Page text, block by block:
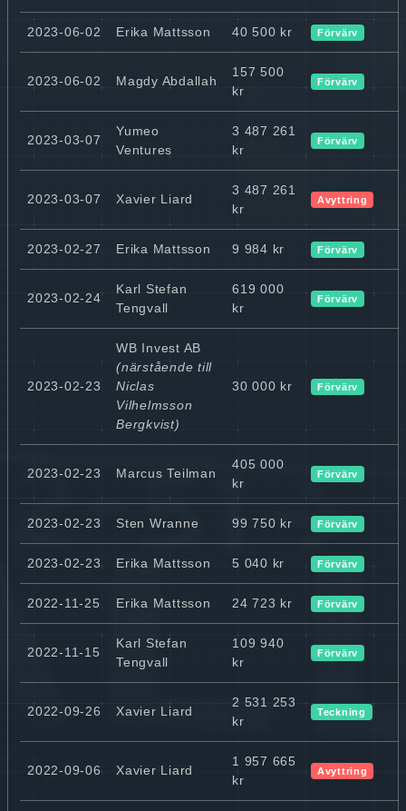
2023-06-02 Erika Mattsson 40 500 kr Förvärv
2023-06-02 Magdy Abdallah
157 500
kr
Förvärv
2023-03-07
Yumeo
Ventures
3 487 261
kr
Förvärv
2023-03-07 Xavier Liard
3 487 261
kr
Avyttring
2023-02-27 Erika Mattsson 9 984 kr Förvärv
2023-02-24
Karl Stefan
Tengvall
619 000
kr
Förvärv
2023-02-23
WB Invest AB
(närstående till
Niclas
Vilhelmsson
Bergkvist)
30 000 kr Förvärv
2023-02-23 Marcus Teilman
405 000
kr
Förvärv
2023-02-23 Sten Wranne 99 750 kr Förvärv
2023-02-23 Erika Mattsson 5 040 kr Förvärv
2022-11-25 Erika Mattsson 24 723 kr Förvärv
2022-11-15
Karl Stefan
Tengvall
109 940
kr
Förvärv
2022-09-26 Xavier Liard
2 531 253
kr
Teckning
2022-09-06 Xavier Liard
1 957 665
kr
Avyttring